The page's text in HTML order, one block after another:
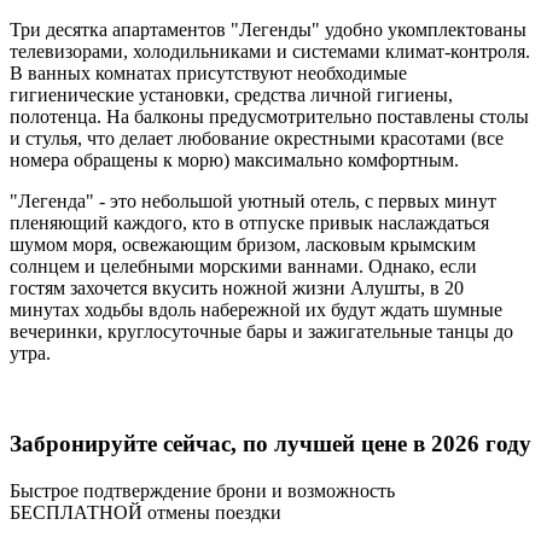
Три десятка апартаментов "Легенды" удобно укомплектованы
телевизорами, холодильниками и системами климат-контроля.
В ванных комнатах присутствуют необходимые
гигиенические установки, средства личной гигиены,
полотенца. На балконы предусмотрительно поставлены столы
и стулья, что делает любование окрестными красотами (все
номера обращены к морю) максимально комфортным.
"Легенда" - это небольшой уютный отель, с первых минут
пленяющий каждого, кто в отпуске привык наслаждаться
шумом моря, освежающим бризом, ласковым крымским
солнцем и целебными морскими ваннами. Однако, если
гостям захочется вкусить ножной жизни Алушты, в 20
минутах ходьбы вдоль набережной их будут ждать шумные
вечеринки, круглосуточные бары и зажигательные танцы до
утра.
Забронируйте сейчас, по лучшей цене в 2026 году
Быстрое подтверждение брони и возможность
БЕСПЛАТНОЙ отмены поездки